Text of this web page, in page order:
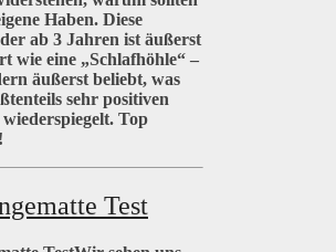
Haben. Diese
ab 3 Jahren ist äußerst
wie eine „Schlafhöhle“ –
äußerst beliebt, was
sehr positiven
Top
Test